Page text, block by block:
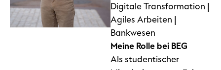
Digitale Transformation |
Agiles Arbeiten |
Bankwesen
Meine Rolle bei BEG
Als studentischer